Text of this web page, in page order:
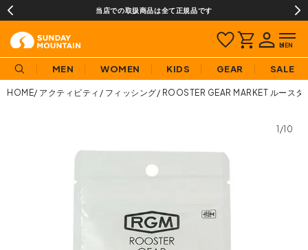
当店での取扱商品は全て正規品です
MEN WOMEN KIDS GEAR SALE
HOME アクティビティ フィッシング ROOSTER GEAR MARKET ルース
1/10